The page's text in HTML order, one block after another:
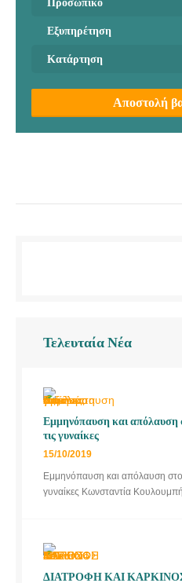
Εξυπηρέτηση
Κατάρτηση
Αποστολή
Τελευταία Νέα
Εμμηνόπαυση και απόλαυση
τις γυναίκες
15/10/2019
Εμμηνόπαυση και απόλαυση στο
γυναίκες Κωνσταντία
ΔΙΑΤΡΟΦΗ ΚΑΙ